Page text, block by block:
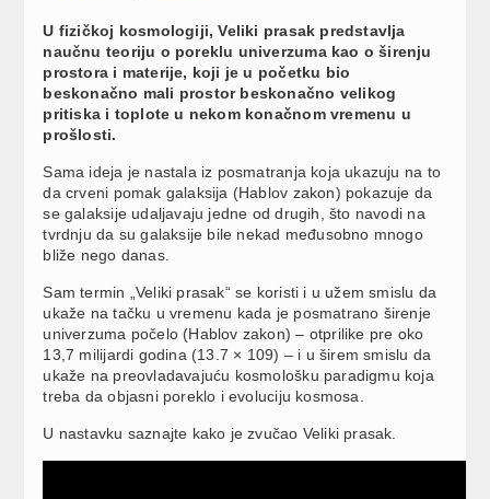
U fizičkoj kosmologiji, Veliki prasak predstavlja
naučnu teoriju o poreklu univerzuma kao o širenju
prostora i materije, koji je u početku bio
beskonačno mali prostor beskonačno velikog
pritiska i toplote u nekom konačnom vremenu u
prošlosti.
Sama ideja je nastala iz posmatranja koja ukazuju na to
da crveni pomak galaksija (Hablov zakon) pokazuje da
se galaksije udaljavaju jedne od drugih, što navodi na
tvrdnju da su galaksije bile nekad međusobno mnogo
bliže nego danas.
Sam termin „Veliki prasak“ se koristi i u užem smislu da
ukaže na tačku u vremenu kada je posmatrano širenje
univerzuma počelo (Hablov zakon) – otprilike pre oko
13,7 milijardi godina (13.7 × 109) – i u širem smislu da
ukaže na preovladavajuću kosmološku paradigmu koja
treba da objasni poreklo i evoluciju kosmosa.
U nastavku saznajte kako je zvučao Veliki prasak.